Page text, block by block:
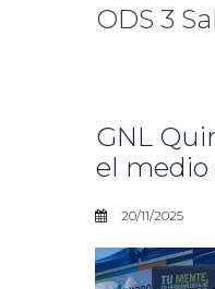
ODS 3
GNL
el medio
20/11/2025